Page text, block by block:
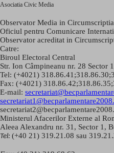
Asociatia Civic Media
Observator Media in
Oficiul pentru Comunicare
Observator acreditat in
Catre:
Biroul Electoral Central
Str. Ion Câmpineanu nr. 28 Sector
Tel: (+4021)
Fax: (+4021)
E-mail:
Ministerul Afacerilor Externe al
Aleea Alexandru nr. 31, Sector 1,
Tel: (+40 21) 319.21.08 sau